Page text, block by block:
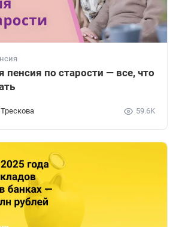
пенсия по старости — все, что
59.6K